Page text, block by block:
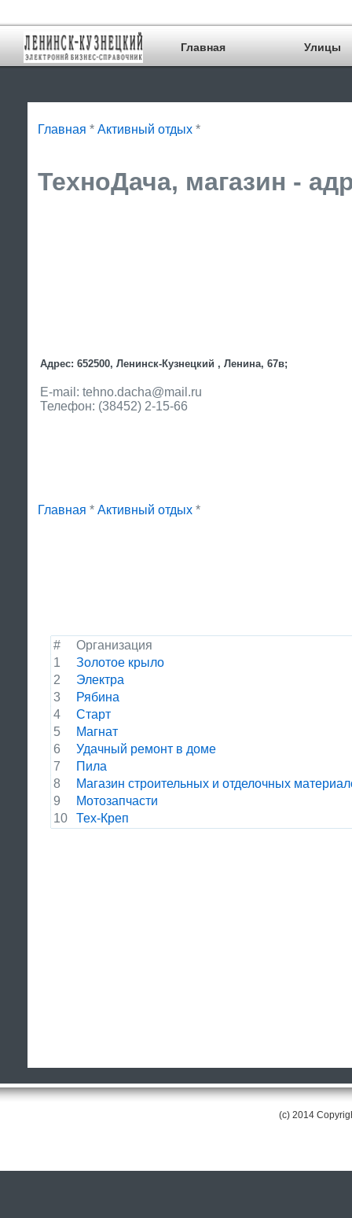
Главная Улицы
Главная * Активный отдых *
ТехноДача, магазин -
Адрес: 652500, Ленинск-Кузнецкий , Ленина, 67в;
E-mail: tehno.dacha@mail.ru
Телефон: (38452) 2-15-66
Главная * Активный отдых *
#
Организация
1
Золотое крыло
2
Электра
3
Рябина
4
Старт
5
Магнат
6
Удачный ремонт в доме
7
Пила
8
Магазин строительных и отделочных
9
Мотозапчасти
10
Тех-Креп
(c) 2014